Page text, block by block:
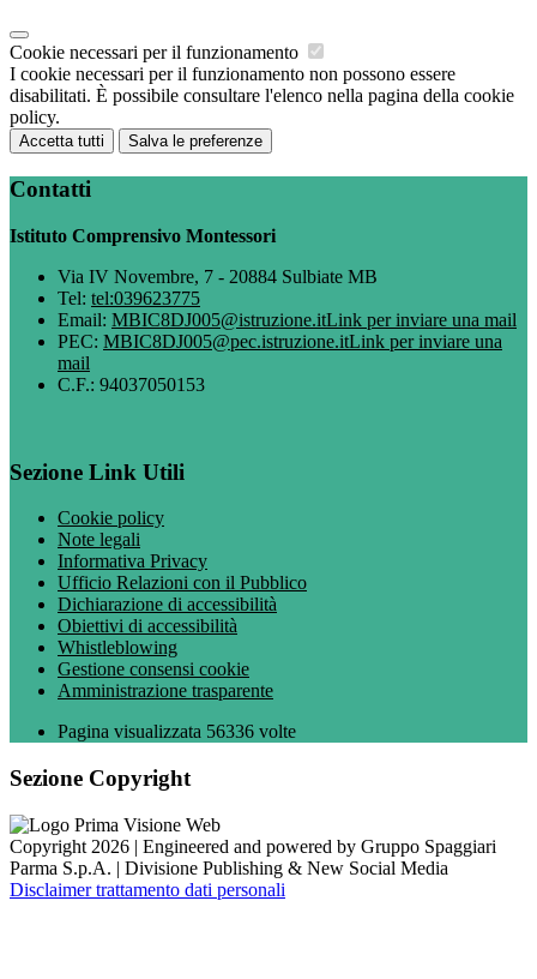
Cookie necessari per il funzionamento
I cookie necessari per il funzionamento non possono essere
disabilitati. È possibile consultare l'elenco nella pagina della cookie
policy.
Accetta tutti Salva le preferenze
Contatti
Istituto Comprensivo Montessori
Via IV Novembre, 7 - 20884 Sulbiate MB
Tel: tel:039623775
Email: MBIC8DJ005@istruzione.itLink per inviare una mail
PEC: MBIC8DJ005@pec.istruzione.itLink per inviare una
mail
C.F.: 94037050153
Sezione Link Utili
Cookie policy
Note legali
Informativa Privacy
Ufficio Relazioni con il Pubblico
Dichiarazione di accessibilità
Obiettivi di accessibilità
Whistleblowing
Gestione consensi cookie
Amministrazione trasparente
Pagina visualizzata 56336 volte
Sezione Copyright
Copyright 2026 | Engineered and powered by Gruppo Spaggiari
Parma S.p.A. | Divisione Publishing & New Social Media
Disclaimer trattamento dati personali